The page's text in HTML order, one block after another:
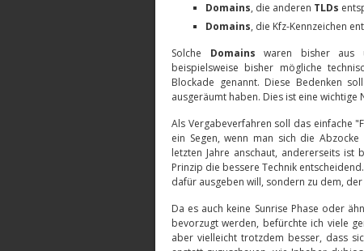
Domains, die anderen TLDs
Domains, die Kfz-Kennzeichen
Solche Domains waren bisher aus
beispielsweise bisher mögliche
Blockade genannt. Diese Bedenken
ausgeräumt haben. Dies ist eine
Als Vergabeverfahren soll das einfache
ein Segen, wenn man sich die
letzten Jahre anschaut, andererseits ist
Prinzip die bessere Technik
dafür ausgeben will, sondern zu dem,
Da es auch keine Sunrise Phase oder
bevorzugt werden, befürchte ich viele
aber vielleicht trotzdem besser, dass